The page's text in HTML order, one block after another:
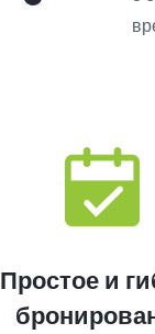
Простое и